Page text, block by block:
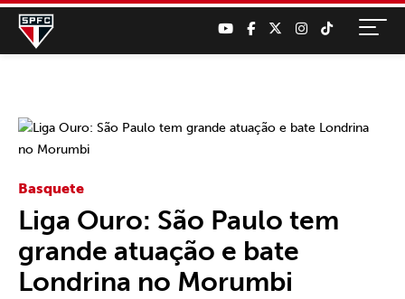
Basquete
Liga Ouro: São Paulo tem
grande atuação e bate
Londrina no Morumbi